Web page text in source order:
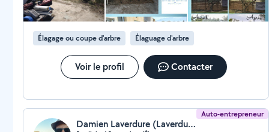
Élagage ou coupe d'arbre Élaguage d'arbre
Voir le profil Contacter
Auto-entrepreneur
Damien Laverdure (Laverdure Paysage)